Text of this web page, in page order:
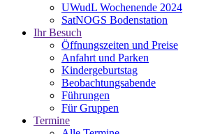
UWudL Wochenende 2024
SatNOGS Bodenstation
Ihr Besuch
Öffnungszeiten und Preise
Anfahrt und Parken
Kindergeburtstag
Beobachtungsabende
Führungen
Für Gruppen
Termine